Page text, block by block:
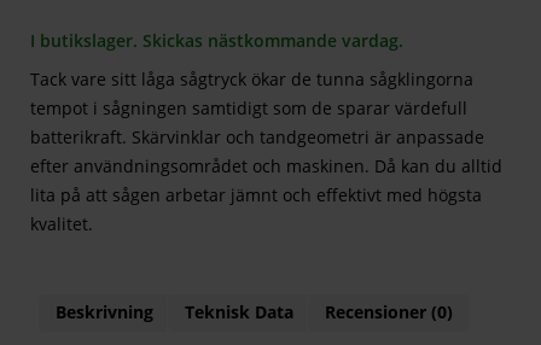
I butikslager. Skickas nästkommande vardag.
Tack vare sitt låga sågtryck ökar de tunna sågklingorna
tempot i sågningen samtidigt som de sparar värdefull
batterikraft. Skärvinklar och tandgeometri är anpassade
efter användningsområdet och maskinen. Då kan du alltid
lita på att sågen arbetar jämnt och effektivt med högsta
kvalitet.
Beskrivning Teknisk Data Recensioner (0)